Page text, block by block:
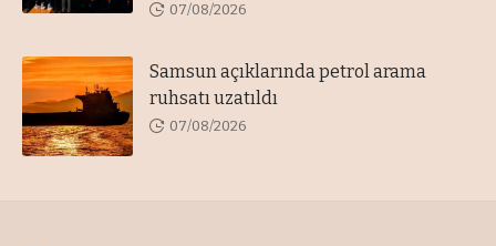
07/08/2026
Samsun açıklarında petrol arama
ruhsatı uzatıldı
07/08/2026